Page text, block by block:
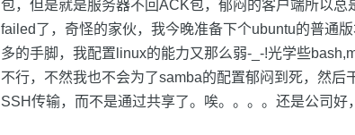
包，但是就是服务器不回ACK包，郁闷的客户端所以
failed了，奇怪的家伙，我今晚准备下个ubuntu的普通
多的手脚，我配置linux的能力又那么弱-_-!光学些
不行，不然我也不会为了samba的配置郁闷到死，然
SSH传输，而不是通过共享了。唉。。。。还是公司好